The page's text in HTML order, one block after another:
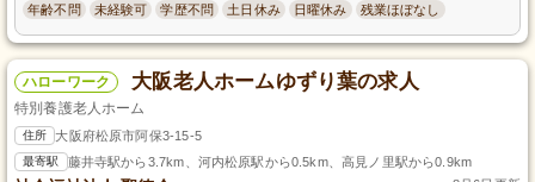
年齢不問 未経験可 学歴不問 土日休み 日曜休み 残業ほぼなし
ハローワーク 大阪老人ホームゆずり葉の求人
特別養護老人ホーム
住所 大阪府松原市阿保3-15-5
最寄駅 藤井寺駅から3.7km、河内松原駅から0.5km、高見ノ里駅から0.9km